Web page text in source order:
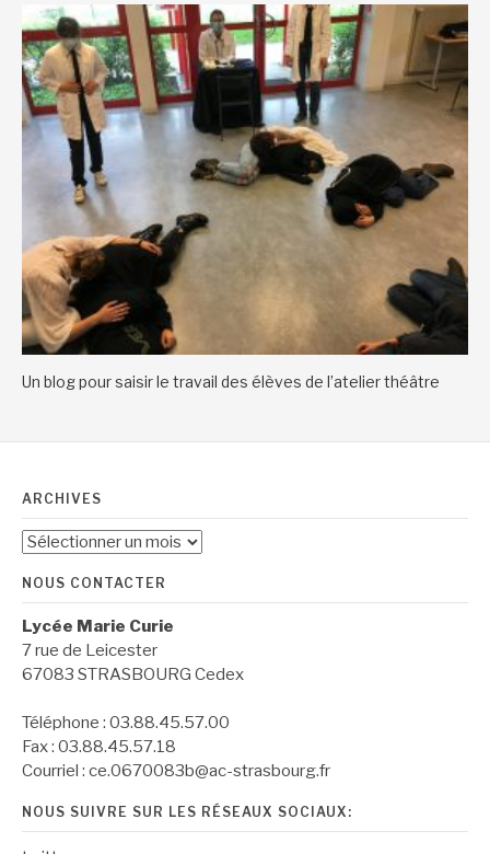
Un blog pour saisir le travail des élèves de l’atelier théâtre
ARCHIVES
Archives
NOUS CONTACTER
Lycée Marie Curie
7 rue de Leicester
67083 STRASBOURG Cedex
Téléphone : 03.88.45.57.00
Fax : 03.88.45.57.18
Courriel : ce.0670083b@ac-strasbourg.fr
NOUS SUIVRE SUR LES RÉSEAUX SOCIAUX: